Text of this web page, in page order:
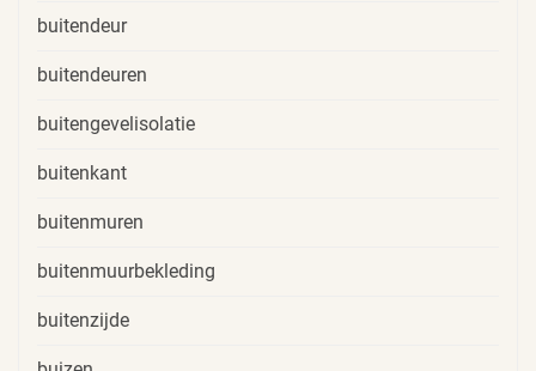
buitendeur
buitendeuren
buitengevelisolatie
buitenkant
buitenmuren
buitenmuurbekleding
buitenzijde